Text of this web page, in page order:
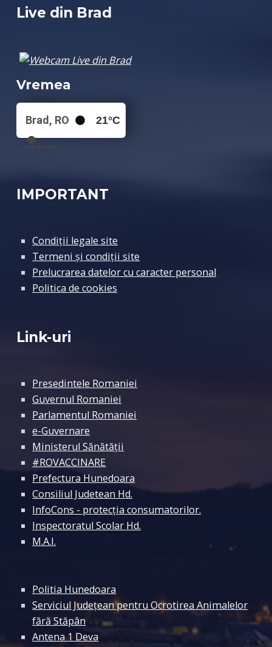
Live din Brad
Vremea
Brad, RO 21°C
IMPORTANT
Condiții legale site
Termeni și condiții site
Prelucrarea datelor cu caracter personal
Politica de cookies
Link-uri
Presedintele Romaniei
Guvernul Romaniei
Parlamentul Romaniei
e-Guvernare
Ministerul Sănătății
#ROVACCINARE
Prefectura Hunedoara
Consiliul Judetean Hd.
InfoCons - protecția consumatorilor.
Inspectoratul Scolar Hd.
M.A.I.
Politia Hunedoara
Serviciul Județean pentru Ocrotirea Animalelor
fără Stăpân
Antena 1 Deva